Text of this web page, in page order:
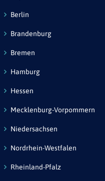
Berlin
Brandenburg
Bremen
Hamburg
Hessen
Mecklenburg-Vorpommern
Niedersachsen
Nordrhein-Westfalen
Rheinland-Pfalz